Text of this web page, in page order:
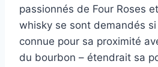
passionnés de Four Roses
whisky se sont demandés
connue pour sa proximité
du bourbon – étendrait sa